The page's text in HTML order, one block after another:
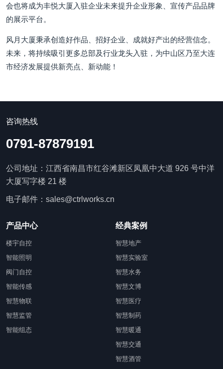
会也将成为丰悦大厦入驻企业未来提升企业形象、宣传产品品牌
的展示平台。
风月大厦秉承创造好作品、招好企业、成就好产出的经营信念。
未来，将持续吸引更多总部及行业龙头入驻，为中山区乃至大连
市经济发展提供新亮点、新动能！
咨询热线
0791-87879191
公司地址：江西省南昌市红谷滩新区凤凰中大道 926 号中洋
大厦写字楼 21 楼
电子邮件：sales@ctrlworks.cn
产品中心
楼宇自控
智能照明
阀门自控
智能传感
智慧物联
智慧监管
智能组态
经典案例
智慧地产
智慧实验室
智慧水务
智慧文博
智慧医疗
智慧制药
智慧暖通
智慧交通
智慧酒管